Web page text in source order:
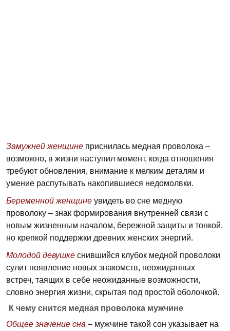
Замужней женщине приснилась медная проволока –
возможно, в жизни наступил момент, когда отношения
требуют обновления, внимание к мелким деталям и
умение распутывать накопившиеся недомолвки.
Беременной женщине увидеть во сне медную
проволоку – знак формирования внутренней связи с
новым жизненным началом, бережной защиты и тонкой,
но крепкой поддержки древних женских энергий.
Молодой девушке снившийся клубок медной проволоки
сулит появление новых знакомств, неожиданных
встреч, таящих в себе неожиданные возможности,
словно энергия жизни, скрытая под простой оболочкой.
К чему снится медная проволока мужчине
Общее значение сна – мужчине такой сон указывает на